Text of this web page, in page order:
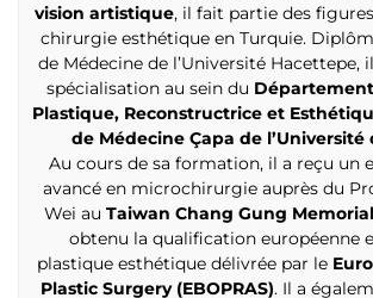
vision artistique, il fait partie des
chirurgie esthétique en Turquie.
de Médecine de l’Université Hacettepe,
spécialisation au sein du
Plastique, Reconstructrice et
de Médecine Çapa de l’Université
Au cours de sa formation, il a reçu un
avancé en microchirurgie auprès du
Wei au Taiwan Chang Gung
obtenu la qualification européenne
plastique esthétique délivrée par le
Plastic Surgery (EBOPRAS). Il a